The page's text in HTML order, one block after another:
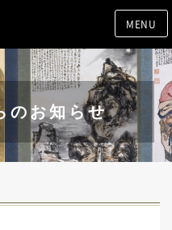
MENU
のお知らせ